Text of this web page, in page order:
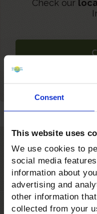
Consent
This website uses
We use cookies to
social media
information about
advertising and
other information
collected from your
Check our
The awards